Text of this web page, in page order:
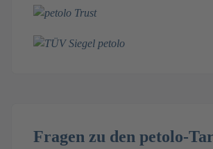
Fragen zu den petolo-